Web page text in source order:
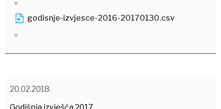
godisnje-izvjesce-2016-20170130.csv
20.02.2018.